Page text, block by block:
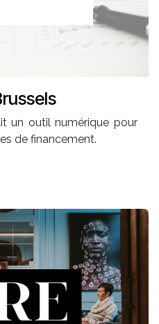
un outil numérique pour
de financement.